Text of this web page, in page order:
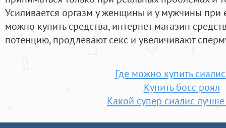
Усиливается оргазм у женщины и у мужчины при
можно купить средства, интернет магазин
потенцию, продлевают секс и увеличивают
Где можно купить
Купить босс роял
Какой супер сиалис лучше